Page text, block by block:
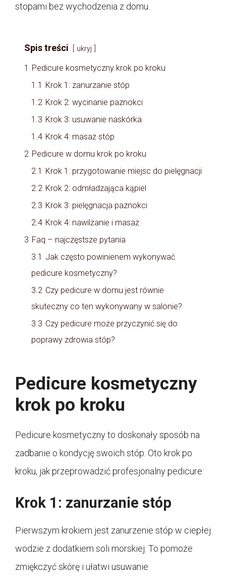
stopami bez wychodzenia z domu.
Spis treści ukryj
1 Pedicure kosmetyczny krok po kroku
1.1 Krok 1: zanurzanie stóp
1.2 Krok 2: wycinanie paznokci
1.3 Krok 3: usuwanie naskórka
1.4 Krok 4: masaż stóp
2 Pedicure w domu krok po kroku
2.1 Krok 1: przygotowanie miejsc do pielęgnacji
2.2 Krok 2: odmładzająca kąpiel
2.3 Krok 3: pielęgnacja paznokci
2.4 Krok 4: nawilżanie i masaż
3 Faq – najczęstsze pytania
3.1 Jak często powinienem wykonywać
pedicure kosmetyczny?
3.2 Czy pedicure w domu jest równie
skuteczny co ten wykonywany w salonie?
3.3 Czy pedicure może przyczynić się do
poprawy zdrowia stóp?
Pedicure kosmetyczny
krok po kroku
Pedicure kosmetyczny to doskonały sposób na
zadbanie o kondycję swoich stóp. Oto krok po
kroku, jak przeprowadzić profesjonalny pedicure:
Krok 1: zanurzanie stóp
Pierwszym krokiem jest zanurzenie stóp w ciepłej
wodzie z dodatkiem soli morskiej. To pomoże
zmiękczyć skórę i ułatwi usuwanie